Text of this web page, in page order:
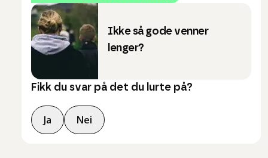
Ikke så gode venner
lenger?
Fikk du svar på det du lurte på?
Ja Nei